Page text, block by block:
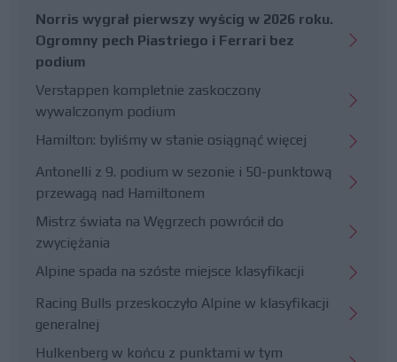
Norris wygrał pierwszy wyścig w 2026 roku.
Ogromny pech Piastriego i Ferrari bez
podium
Verstappen kompletnie zaskoczony
wywalczonym podium
Hamilton: byliśmy w stanie osiągnąć więcej
Antonelli z 9. podium w sezonie i 50-punktową
przewagą nad Hamiltonem
Mistrz świata na Węgrzech powrócił do
zwyciężania
Alpine spada na szóste miejsce klasyfikacji
Racing Bulls przeskoczyło Alpine w klasyfikacji
generalnej
Hulkenberg w końcu z punktami w tym